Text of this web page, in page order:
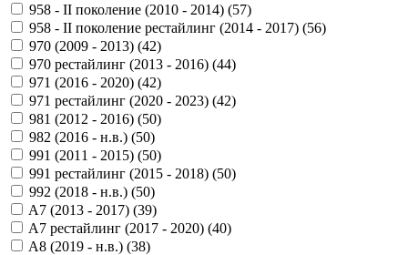
958 - II поколение (2010 - 2014) (57)
958 - II поколение рестайлинг (2014 - 2017) (56)
970 (2009 - 2013) (42)
970 рестайлинг (2013 - 2016) (44)
971 (2016 - 2020) (42)
971 рестайлинг (2020 - 2023) (42)
981 (2012 - 2016) (50)
982 (2016 - н.в.) (50)
991 (2011 - 2015) (50)
991 рестайлинг (2015 - 2018) (50)
992 (2018 - н.в.) (50)
A7 (2013 - 2017) (39)
A7 рестайлинг (2017 - 2020) (40)
A8 (2019 - н.в.) (38)